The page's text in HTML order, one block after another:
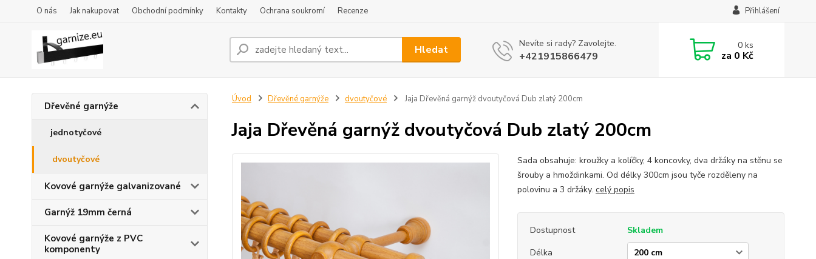
O nás Jak nakupovat Obchodní podmínky Kontakty Ochrana soukromí Recenze Přihlášení
Hledat Nevíte si rady? Zavolejte.
+421915866479
0ks
za 0 Kč
Dřevěné garnýže
jednotyčové
dvoutyčové
Kovové garnýže galvanizované
Garnýž 19mm černá
Kovové garnýže z PVC
komponenty
Úvod Dřevěné garnýže dvoutyčové Jaja Dřevěná garnýž dvoutyčová Dub zlatý 200cm
Jaja Dřevěná garnýž dvoutyčová Dub zlatý 200cm
Sada obsahuje: kroužky a kolíčky, 4 koncovky, dva držáky na stěnu se
šrouby a hmoždinkami. Od délky 300cm jsou tyče rozděleny na
polovinu a 3 držáky. celý popis
Dostupnost
Skladem
Délka